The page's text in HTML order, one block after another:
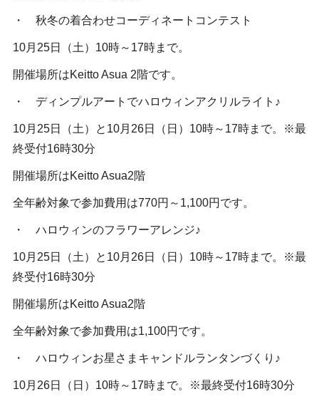
・ 秋冬の着合わせコーディネートコンテスト
10月25日（土）10時～17時まで。
開催場所はKeitto Asua 2階です。
・ ディンプルアートでハロウィンアクリルライト♪
10月25日（土）と10月26日（日）10時～17時まで。※最
終受付16時30分
開催場所はKeitto Asua2階
全年齢対象で参加費用は770円～1,100円です。
・ ハロウィンのフラワーアレンジ♪
10月25日（土）と10月26日（日）10時～17時まで。※最
終受付16時30分
開催場所はKeitto Asua2階
全年齢対象で参加費用は1,100円です。
・ ハロウィンお星さまキャンドルランタンづくり♪
10月26日（日）10時～17時まで。※最終受付16時30分